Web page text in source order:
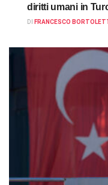
diritti umani in
DI FRANCESCO